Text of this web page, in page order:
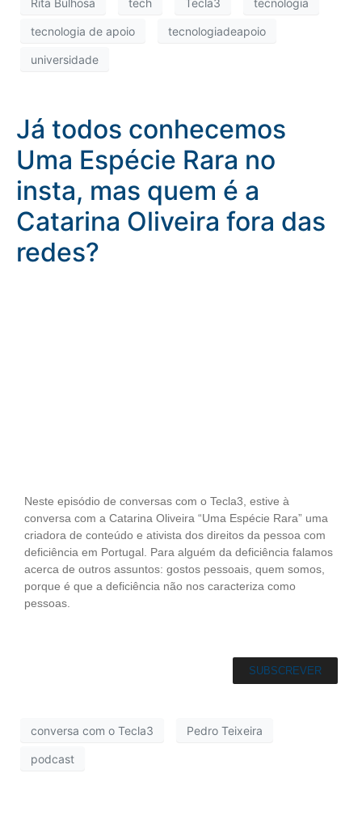
tecnologia de apoio tecnologiadeapoio
universidade
Já todos conhecemos
Uma Espécie Rara no
insta, mas quem é a
Catarina Oliveira fora das
redes?
Neste episódio de conversas com o Tecla3, estive à
conversa com a Catarina Oliveira “Uma Espécie Rara” uma
criadora de conteúdo e ativista dos direitos da pessoa com
deficiência em Portugal. Para alguém da deficiência falamos
acerca de outros assuntos: gostos pessoais, quem somos,
porque é que a deficiência não nos caracteriza como
pessoas.
SUBSCREVER
conversa com o Tecla3 Pedro Teixeira
podcast